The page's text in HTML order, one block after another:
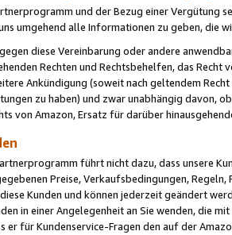
und der Bezug einer Vergütung
umgehend alle Informationen zu geben, die
gegen diese Vereinbarung oder andere
Rechten und Rechtsbehelfen, das
Ankündigung (soweit nach geltendem
zu haben) und zwar unabhängig davon,
von Amazon, Ersatz für darüber
führt nicht dazu, dass unsere
Preise, Verkaufsbedingungen,
Kunden und können jederzeit geändert
in einer Angelegenheit an Sie wenden, die
er für Kundenservice-Fragen den auf der